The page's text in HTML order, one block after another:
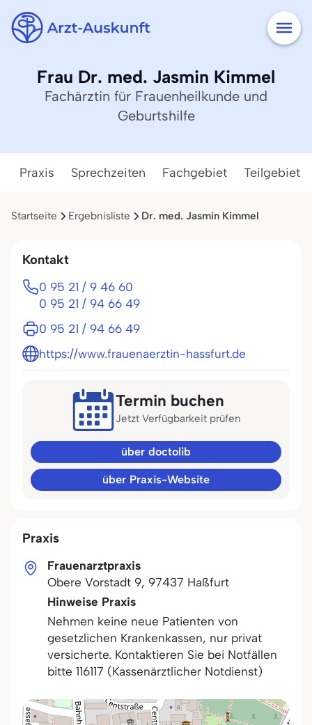
Frau Dr. med. Jasmin Kimmel
Fachärztin für Frauenheilkunde und
Geburtshilfe
Praxis Sprechzeiten Fachgebiet Teilgebiete
Startseite Ergebnisliste Dr. med. Jasmin Kimmel
Praxis
Frauenarztpraxis
Obere Vorstadt 9, 97437 Haßfurt
Hinweise Praxis
Nehmen keine neue Patienten von
gesetzlichen Krankenkassen, nur privat
versicherte. Kontaktieren Sie bei Notfällen
bitte 116117 (Kassenärztlicher Notdienst)
Kontakt
0 95 21 / 9 46 60
0 95 21 / 94 66 49
0 95 21 / 94 66 49
https://www.frauenaerztin-hassfurt.de
Termin buchen
Jetzt Verfügbarkeit prüfen
über doctolib
über Praxis-Website